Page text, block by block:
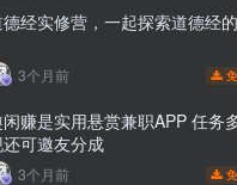
经实修营，一起探索道德经
3个月前
闲赚是实用悬赏兼职APP 任务
可邀友分成
3个月前